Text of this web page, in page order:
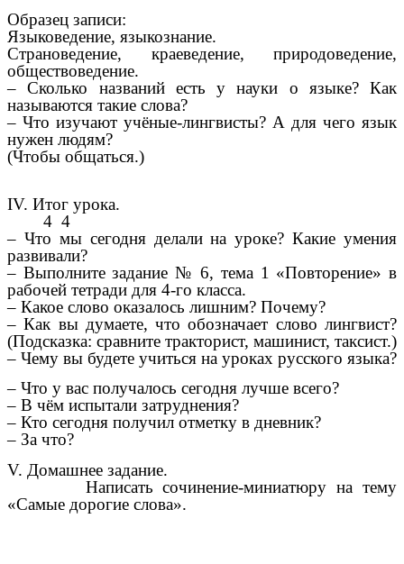
Образец записи:
Языковедение, языкознание.
Страноведение, краеведение, природоведение,
обществоведение.
– Сколько названий есть у науки о языке? Как
называются такие слова?
– Что изучают учёные-лингвисты? А для чего язык
нужен людям?
(Чтобы общаться.)
IV. Итог урока.
4 4
– Что мы сегодня делали на уроке? Какие умения
развивали?
– Выполните задание № 6, тема 1 «Повторение» в
рабочей тетради для 4-го класса.
– Какое слово оказалось лишним? Почему?
– Как вы думаете, что обозначает слово лингвист?
(Подсказка: сравните тракторист, машинист, таксист.)
– Чему вы будете учиться на уроках русского языка?
– Что у вас получалось сегодня лучше всего?
– В чём испытали затруднения?
– Кто сегодня получил отметку в дневник?
– За что?
V. Домашнее задание.
Написать сочинение-миниатюру на тему
«Самые дорогие слова».